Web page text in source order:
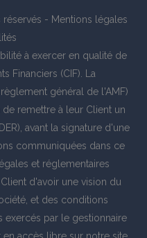
réservés - Mentions légales
à exercer en qualité de
Financiers (CIF). La
général de l'AMF)
remettre à leur Client un
avant la signature d'une
communiquées dans ce
et réglementaires
d'avoir une vision du
et des conditions
exercés par le gestionnaire